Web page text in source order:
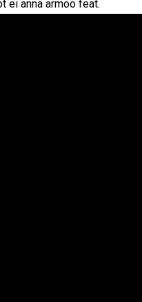
ei anna armoo feat.